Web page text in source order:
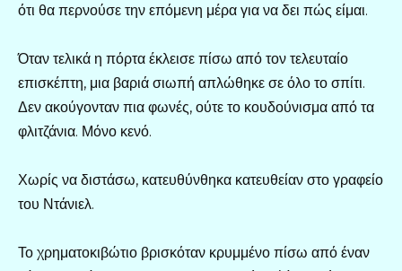
ότι θα περνούσε την επόμενη μέρα για να δει πώς είμαι.
Όταν τελικά η πόρτα έκλεισε πίσω από τον τελευταίο
επισκέπτη, μια βαριά σιωπή απλώθηκε σε όλο το σπίτι.
Δεν ακούγονταν πια φωνές, ούτε το κουδούνισμα από τα
φλιτζάνια. Μόνο κενό.
Χωρίς να διστάσω, κατευθύνθηκα κατευθείαν στο γραφείο
του Ντάνιελ.
Το χρηματοκιβώτιο βρισκόταν κρυμμένο πίσω από έναν